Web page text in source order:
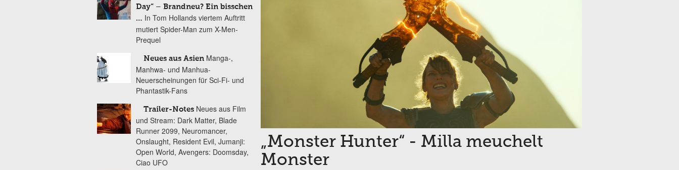
„Monster Hunter“ - Milla meuchelt
Monster
Day“ – Brandneu? Ein bisschen
… In Tom Hollands viertem Auftritt
mutiert Spider-Man zum X-Men-
Prequel
Neues aus Asien Manga-,
Manhwa- und Manhua-
Neuerscheinungen für Sci-Fi- und
Phantastik-Fans
Trailer-Notes Neues aus Film
und Stream: Dark Matter, Blade
Runner 2099, Neuromancer,
Onslaught, Resident Evil, Jumanji:
Open World, Avengers: Doomsday,
Ciao UFO